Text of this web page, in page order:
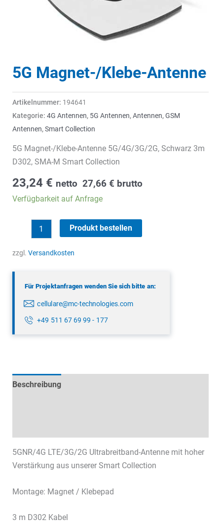
5G Magnet-/Klebe-Antenne
Artikelnummer: 194641
Kategorie: 4G Antennen, 5G Antennen,Antennen,GSM
Antennen,Smart Collection
5G Magnet-/Klebe-Antenne 5G/4G/3G/2G, Schwarz 3m
D302, SMA-M Smart Collection
23,24 € netto 27,66 € brutto
Verfügbarkeit auf Anfrage
Magnet-/Klebe-
Antenne
Produkt bestellen
zzgl. Versandkosten
Für Projektanfragen wenden Sie sich bitte an:
cellulare@mc-technologies.com
+49 511 67 69 99 - 177
Beschreibung
5GNR/4G LTE/3G/2G Ultrabreitband-Antenne mit hoher
Verstärkung aus unserer Smart Collection
Montage: Magnet / Klebepad
3 m D302 Kabel